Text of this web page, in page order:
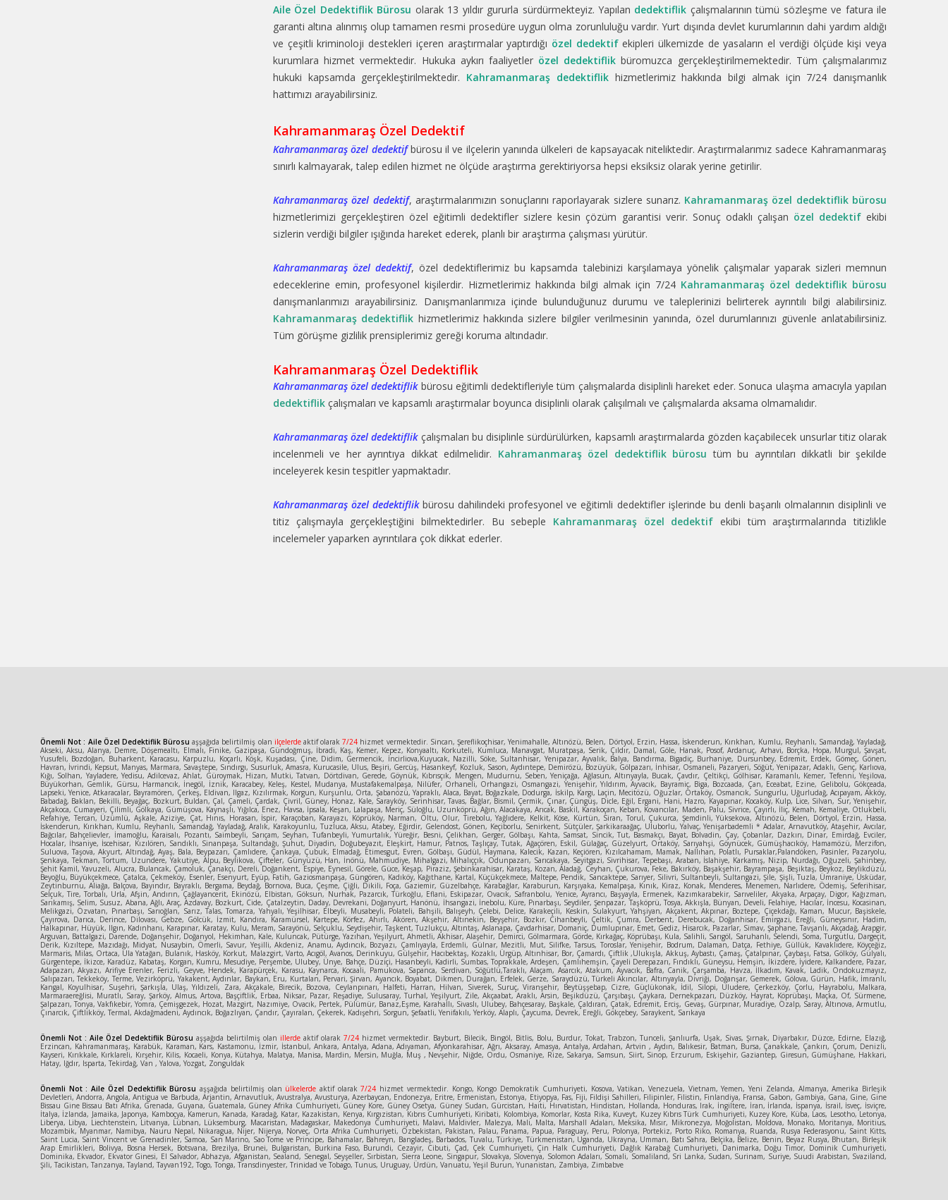
Aile Özel Dedektiflik Bürosu olarak 13 yıldır gururla sürdürmekteyiz. Yapılan dedektiflik çalışmalarının tümü sözleşme ve fatura ile
garanti altına alınmış olup tamamen resmi prosedüre uygun olma zorunluluğu vardır. Yurt dışında devlet kurumlarının dahi yardım aldığı
ve çeşitli kriminoloji destekleri içeren araştırmalar yaptırdığı özel dedektifekipleri ülkemizde de yasaların el verdiği ölçüde kişi veya
kurumlara hizmet vermektedir. Hukuka aykırı faaliyetler özel dedektiflik büromuzca gerçekleştirilmemektedir. Tüm çalışmalarımız
hukuki kapsamda gerçekleştirilmektedir. Kahramanmaraş dedektiflikhizmetlerimiz hakkında bilgi almak için 7/24 danışmanlık
hattımızı arayabilirsiniz.
Kahramanmaraş Özel Dedektif
Kahramanmaraş özel dedektifbürosu il ve ilçelerin yanında ülkeleri de kapsayacak niteliktedir. Araştırmalarımız sadece Kahramanmaraş
sınırlı kalmayarak, talep edilen hizmet ne ölçüde araştırma gerektiriyorsa hepsi eksiksiz olarak yerine getirilir.
Kahramanmaraş özel dedektif, araştırmalarımızın sonuçlarını raporlayarak sizlere sunarız. Kahramanmaraş özel dedektiflik bürosu
hizmetlerimizi gerçekleştiren özel eğitimli dedektifler sizlere kesin çözüm garantisi verir. Sonuç odaklı çalışan özel dedektifekibi
sizlerin verdiği bilgiler ışığında hareket ederek, planlı bir araştırma çalışması yürütür.
Kahramanmaraş özel dedektif, özel dedektiflerimiz bu kapsamda talebinizi karşılamaya yönelik çalışmalar yaparak sizleri memnun
edeceklerine emin, profesyonel kişilerdir. Hizmetlerimiz hakkında bilgi almak için 7/24 Kahramanmaraş özel dedektiflik bürosu
danışmanlarımızı arayabilirsiniz. Danışmanlarımıza içinde bulunduğunuz durumu ve taleplerinizi belirterek ayrıntılı bilgi alabilirsiniz.
Kahramanmaraş dedektiflik hizmetlerimiz hakkında sizlere bilgiler verilmesinin yanında, özel durumlarınızı güvenle anlatabilirsiniz.
Tüm görüşme gizlilik prensiplerimiz gereği koruma altındadır.
Kahramanmaraş Özel Dedektiflik
Kahramanmaraş özel dedektiflikbürosu eğitimli dedektifleriyle tüm çalışmalarda disiplinli hareket eder. Sonuca ulaşma amacıyla yapılan
dedektiflik çalışmaları ve kapsamlı araştırmalar boyunca disiplinli olarak çalışılmalı ve çalışmalarda aksama olmamalıdır.
Kahramanmaraş özel dedektiflikçalışmaları bu disiplinle sürdürülürken, kapsamlı araştırmalarda gözden kaçabilecek unsurlar titiz olarak
incelenmeli ve her ayrıntıya dikkat edilmelidir. Kahramanmaraş özel dedektiflik bürosu tüm bu ayrıntıları dikkatli bir şekilde
inceleyerek kesin tespitler yapmaktadır.
Kahramanmaraş özel dedektiflikbürosu dahilindeki profesyonel ve eğitimli dedektifler işlerinde bu denli başarılı olmalarının disiplinli ve
titiz çalışmayla gerçekleştiğini bilmektedirler. Bu sebeple Kahramanmaraş özel dedektif ekibi tüm araştırmalarında titizlikle
incelemeler yaparken ayrıntılara çok dikkat ederler.
Önemli Not : Aile Özel Dedektiflik Bürosu aşşağıda belirtilmiş olan ilçelerdeaktif olarak7/24 hizmet vermektedir. Sincan, Şereflikoçhisar, Yenimahalle, Altınözü, Belen, Dörtyol, Erzin, Hassa, İskenderun, Kırıkhan, Kumlu, Reyhanlı, Samandağ, Yayladağ,
Akseki, Aksu, Alanya, Demre, Döşemealtı, Elmalı, Finike, Gazipaşa, Gündoğmuş, İbradi, Kaş, Kemer, Kepez, Konyaaltı, Korkuteli, Kumluca, Manavgat, Muratpaşa, Serik, Çıldır, Damal, Göle, Hanak, Posof, Ardanuç, Arhavi, Borçka, Hopa, Murgul, Şavşat,
Yusufeli, Bozdoğan, Buharkent, Karacasu, Karpuzlu, Koçarlı, Köşk, Kuşadası, Çine, Didim, Germencik, İncirliova,Kuyucak, Nazilli, Söke, Sultanhisar, Yenipazar, Ayvalık, Balya, Bandırma, Bigadiç, Burhaniye, Dursunbey, Edremit, Erdek, Gömeç, Gönen,
Havran, İvrindi, Kepsut, Manyas, Marmara, Savaştepe, Sındırgı, Susurluk, Amasra, Kurucasile, Ulus, Beşiri, Gercüş, Hasankeyf, Kozluk, Sason, Aydıntepe, Demirözü, Bozüyük, Gölpazarı, İnhisar, Osmaneli, Pazaryeri, Söğüt, Yenipazar, Adaklı, Genç, Karlıova,
Kığı, Solhan, Yayladere, Yedisu, Adilcevaz, Ahlat, Güroymak, Hizan, Mutki, Tatvan, Dörtdivan, Gerede, Göynük, Kıbrısçık, Mengen, Mudurnu, Seben, Yeniçağa, Ağlasun, Altınyayla, Bucak, Çavdır, Çeltikçi, Gölhisar, Karamanlı, Kemer, Tefenni, Yeşilova,
Büyükorhan, Gemlik, Gürsu, Harmancık, İnegöl, İznik, Karacabey, Keleş, Kestel, Mudanya, Mustafakemalpaşa, Nilüfer, Orhaneli, Orhangazi, Osmangazi, Yenişehir, Yıldırım, Ayvacık, Bayramiç, Biga, Bozcaada, Çan, Eceabat, Ezine, Gelibolu, Gökçeada,
Lapseki, Yenice, Atkaracalar, Bayramören, Çerkeş, Eldivan, Ilgaz, Kızılırmak, Korgun, Kurşunlu, Orta, Şabanözü, Yapraklı, Alaca, Bayat, Boğazkale, Dodurga, İskilp, Kargı, Laçin, Mecitözü, Oğuzlar, Ortaköy, Osmancık, Sungurlu, Uğurludağ, Acıpayam, Akköy,
Babadağ, Baklan, Bekilli, Beyağaç, Bozkurt, Buldan, Çal, Çameli, Çardak, Çivril, Güney, Honaz, Kale, Sarayköy, Serinhisar, Tavas, Bağlar, Bismil, Çermik, Çınar, Çüngüş, Dicle, Eğil, Ergani, Hani, Hazro, Kayapınar, Kocaköy, Kulp, Lice, Silvan, Sur, Yenişehir,
Akçakoca, Cumayeri, Çilimli, Gölkaya, Gümüşova, Kaynaşlı, Yığılca, Enez, Havsa, İpsala, Keşan, Lalapaşa, Meriç, Süloğlu, Uzunköprü, Ağın, Alacakaya, Arıcak, Baskil, Karakoçan, Keban, Kovancılar, Maden, Palu, Sivrice, Çayırlı, İliç, Kemah, Kemaliye, Otlukbeli,
Refahiye, Tercan, Üzümlü, Aşkale, Aziziye, Çat, Hınıs, Horasan, İspir, Karaçoban, Karayazı, Köprüköy, Narman, Oltu, Olur, Tirebolu, Yağlıdere, Kelkit, Köse, Kürtün, Siran, Torul, Çukurca, Şemdinli, Yüksekova, Altınözü, Belen, Dörtyol, Erzin, Hassa,
İskenderun, Kırıkhan, Kumlu, Reyhanlı, Samandağ, Yayladağ, Aralık, Karakoyunlu, Tuzluca, Aksu, Atabey, Eğirdir, Gelendost, Gönen, Keçiborlu, Senirkent, Sütçüler, Şarkikaraağaç, Uluborlu, Yalvaç, Yenişarbademli * Adalar, Arnavutköy, Ataşehir, Avcılar,
Bağcılar, Bahçelievler, İmamoğlu, Karaisalı, Pozantı, Saimbeyli, Sarıçam, Seyhan, Tufanbeyli, Yumurtalık, Yüreğir, Besni, Çelikhan, Gerger, Gölbaşı, Kahta, Samsat, Sincik, Tut, Basmakçı, Bayat, Bolvadin, Çay, Çobanlar, Dazkırı, Dinar, Emirdağ, Evciler,
Hocalar, İhsaniye, İscehisar, Kızılören, Sandıklı, Sinanpaşa, Sultandağı, Şuhut, Diyadin, Doğubeyazıt, Eleşkirt, Hamur, Patnos, Taşlıçay, Tutak, Ağaçören, Eskil, Gülağaç, Güzelyurt, Ortaköy, Sarıyahşi, Göynücek, Gümüşhacıköy, Hamamözü, Merzifon,
Suluova, Taşova, Akyurt, Altındağ, Ayaş, Bala, Beypazarı, Çamlıdere, Çankaya, Çubuk, Elmadağ, Etimesgut, Evren, Gölbaşı, Güdül, Haymana, Kalecik, Kazan, Keçiören, Kızılcahamam, Mamak, Nallıhan, Polatlı, Pursaklar,Palandöken, Pasinler, Pazaryolu,
Şenkaya, Tekman, Tortum, Uzundere, Yakutiye, Alpu, Beylikova, Çifteler, Günyüzü, Han, İnönü, Mahmudiye, Mihalgazi, Mihalıççık, Odunpazarı, Sarıcakaya, Seyitgazi, Sivrihisar, Tepebaşı, Araban, İslahiye, Karkamış, Nizip, Nurdağı, Oğuzeli, Şahinbey,
Şehit Kamil, Yavuzeli, Alucra, Bulancak, Çamoluk, Çanakçı, Dereli, Doğankent, Espiye, Eynesil, Görele, Güce, Keşap, Piraziz, Şebinkarahisar, Karataş, Kozan, Aladağ, Ceyhan, Çukurova, Feke, Bakırköy, Başakşehir, Bayrampaşa, Beşiktaş, Beykoz, Beylikdüzü,
Beyoğlu, Büyükçekmece, Çatalca, Çekmeköy, Esenler, Esenyurt, Eyüp, Fatih, Gaziosmanpaşa, Güngören, Kadıköy, Kağıthane, Kartal, Küçükçekmece, Maltepe, Pendik, Sancaktepe, Sarıyer, Silivri, Sultanbeyli, Sultangazi, Şile, Şişli, Tuzla, Ümraniye, Üsküdar,
Zeytinburnu, Aliağa, Balçova, Bayındır, Bayraklı, Bergama, Beydağ, Bornova, Buca, Çeşme, Çiğli, Dikili, Foça, Gaziemir, Güzelbahçe, Karabağlar, Karaburun, Karşıyaka, Kemalpaşa, Kınık, Kiraz, Konak, Menderes, Menemen, Narlıdere, Ödemiş, Seferihisar,
Selçuk, Tire, Torbalı, Urla, Afşin, Andırın, Çağlayancerit, Ekinözü, Elbistan, Göksun, Nurhak, Pazarcık, Türkoğlu, Eflani, Eskipazar, Ovacık, Safranbolu, Yenice, Ayrancı, Başyayla, Ermenek, Kazımkarabekir, Sarıveliler, Akyaka, Arpaçay, Digor, Kağızman,
Sarıkamış, Selim, Susuz, Abana, Ağlı, Araç, Azdavay, Bozkurt, Cide, Çatalzeytin, Daday, Devrekani, Doğanyurt, Hanönü, İhsangazi, İnebolu, Küre, Pınarbaşı, Seydiler, Şenpazar, Taşköprü, Tosya, Akkışla, Bünyan, Develi, Felahiye, Hacılar, İncesu, Kocasinan,
Melikgazi, Özvatan, Pınarbaşı, Sarıoğlan, Sarız, Talas, Tomarza, Yahyalı, Yeşilhisar, Elbeyli, Musabeyli, Polateli, Bahşili, Balışeyh, Çelebi, Delice, Karakeçili, Keskin, Sulakyurt, Yahşiyan, Akçakent, Akpınar, Boztepe, Çiçekdağı, Kaman, Mucur, Başiskele,
Çayırova, Darıca, Derince, Dilovası, Gebze, Gölcük, İzmit, Kandıra, Karamürsel, Kartepe, Körfez, Ahırlı, Akören, Akşehir, Altınekin, Beyşehir, Bozkır, Cihanbeyli, Çeltik, Çumra, Derbent, Derebucak, Doğanhisar, Emirgazi, Ereğli, Güneysınır, Hadim,
Halkapınar, Hüyük, Ilgın, Kadınhanı, Karapınar, Karatay, Kulu, Meram, Sarayönü, Selçuklu, Seydişehir, Taşkent, Tuzlukçu, Altıntaş, Aslanapa, Çavdarhisar, Domaniç, Dumlupınar, Emet, Gediz, Hisarcık, Pazarlar, Simav, Şaphane, Tavşanlı, Akçadağ, Arapgir,
Arguvan, Battalgazi, Darende, Doğanşehir, Doğanyol, Hekimhan, Kale, Kuluncak, Pütürge, Yazıhan, Yeşilyurt, Ahmetli, Akhisar, Alaşehir, Demirci, Gölmarmara, Görde, Kırkağaç, Köprübaşı, Kula, Salihli, Sarıgöl, Saruhanlı, Selendi, Soma, Turgutlu, Dargeçit,
Derik, Kızıltepe, Mazıdağı, Midyat, Nusaybin, Ömerli, Savur, Yeşilli, Akdeniz, Anamu, Aydıncık, Bozyazı, Çamlıyayla, Erdemli, Gülnar, Mezitli, Mut, Silifke, Tarsus, Toroslar, Yenişehir, Bodrum, Dalaman, Datça, Fethiye, Güllük, Kavaklıdere, Köyçeğiz,
Marmaris, Milas, Ortaca, Ula Yatağan, Bulanık, Hasköy, Korkut, Malazgirt, Varto, Acıgöl, Avanos, Derinkuyu, Gülşehir, Hacıbektaş, Kozaklı, Ürgüp, Altınhisar, Bor, Çamardı, Çiftlik ,Ulukışla, Akkuş, Aybastı, Çamaş, Çatalpınar, Çaybaşı, Fatsa, Gölköy, Gülyalı,
Gürgentepe, İkizce, Karadüz, Kabataş, Korgan, Kumru, Mesudiye, Perşembe, Ulubey, Ünye, Bahçe, Düziçi, Hasanbeyli, Kadirli, Sumbas, Toprakkale, Ardeşen, Çamlıhemşin, Çayeli Derepazarı, Fındıklı, Güneysu, Hemşin, İkizdere, İyidere, Kalkandere, Pazar,
Adapazarı, Akyazı, Arifiye Erenler, Ferizli, Geyve, Hendek, Karapürçek, Karasu, Kaynarca, Kocaali, Pamukova, Sapanca, Serdivan, Söğütlü,Taraklı, Alaçam, Asarcık, Atakum, Ayvacık, Bafra, Canik, Çarşamba, Havza, İlkadım, Kavak, Ladik, Ondokuzmayız,
Salıpazarı, Tekkeköy, Terme, Vezirköprü, Yakakent, Aydınlar, Baykan, Eru, Kurtalan, Pervari, Şirvan, Ayancık, Boyabat, Dikmen, Durağan, Erfelek, Gerze, Saraydüzü, Türkeli Akıncılar, Altınyayla, Divriği, Doğanşar, Gemerek, Gölova, Gürün, Hafik, İmranlı,
Kangal, Koyulhisar, Suşehri, Şarkışla, Ulaş, Yıldızeli, Zara, Akçakale, Birecik, Bozova, Ceylanpınarı, Halfeti, Harran, Hilvan, Siverek, Suruç, Viranşehir, Beytüşşebap, Cizre, Güçlükonak, İdil, Silopi, Uludere, Çerkezköy, Çorlu, Hayrabolu, Malkara,
Marmaraereğlisi, Muratlı, Saray, Şarköy, Almus, Artova, Başçiftlik, Erbaa, Niksar, Pazar, Reşadiye, Sulusaray, Turhal, Yeşilyurt, Zile, Akçaabat, Araklı, Arsin, Beşikdüzü, Çarşıbaşı, Çaykara, Dernekpazarı, Düzköy, Hayrat, Köprübaşı, Maçka, Of, Sürmene,
Şalpazarı, Tonya, Vakfıkebir, Yomra, Çemişgezek, Hozat, Mazgirt, Nazımiye, Ovacık, Pertek, Pülümür, Banaz,Eşme, Karahallı, Sivaslı, Ulubey, Bahçesaray, Başkale, Çaldıran, Çatak, Edremit, Erciş, Gevaş, Gürpınar, Muradiye, Özalp, Saray, Altınova, Armutlu,
Çınarcık, Çiftlikköy, Termal, Akdağmadeni, Aydıncık, Boğazlıyan, Çandır, Çayıralan, Çekerek, Kadışehri, Sorgun, Şefaatli, Yenifakılı, Yerköy, Alaplı, Çaycuma, Devrek, Ereğli, Gökçebey, Saraykent, Sarıkaya
Önemli Not : Aile Özel Dedektiflik Bürosu aşşağıda belirtilmiş olan illerde aktif olarak 7/24 hizmet vermektedir. Bayburt, Bilecik, Bingöl, Bitlis, Bolu, Burdur, Tokat, Trabzon, Tunceli, Şanlıurfa, Uşak, Sivas, Şırnak, Diyarbakır, Düzce, Edirne, Elazığ,
Erzincan, Kahramanmaraş, Karabük, Karaman, Kars, Kastamonu, İzmir, İstanbul, Ankara, Antalya, Adana, Adıyaman, Afyonkarahisar, Ağrı, Aksaray, Amasya, Antalya, Ardahan, Artvin , Aydın, Balıkesir, Batman, Bursa, Çanakkale, Çankırı, Çorum, Denizli,
Kayseri, Kırıkkale, Kırklareli, Kırşehir, Kilis, Kocaeli, Konya, Kütahya, Malatya, Manisa, Mardin, Mersin, Muğla, Muş , Nevşehir, Niğde, Ordu, Osmaniye, Rize, Sakarya, Samsun, Siirt, Sinop, Erzurum, Eskişehir, Gaziantep, Giresun, Gümüşhane, Hakkari,
Hatay, Iğdır, Isparta, Tekirdağ, Van , Yalova, Yozgat, Zonguldak
Önemli Not : Aile Özel Dedektiflik Bürosu aşşağıda belirtilmiş olan ülkelerde aktif olarak7/24 hizmet vermektedir. Kongo, Kongo Demokratik Cumhuriyeti, Kosova, Vatikan, Venezuela, Vietnam, Yemen, Yeni Zelanda, Almanya, Amerika Birleşik
Devletleri, Andorra, Angola, Antigua ve Barbuda, Arjantin, Arnavutluk, Avustralya, Avusturya, Azerbaycan, Endonezya, Eritre, Ermenistan, Estonya, Etiyopya, Fas, Fiji, Fildişi Sahilleri, Filipinler, Filistin, Finlandiya, Fransa, Gabon, Gambiya, Gana, Gine, Gine
Bissau Gine Bissau Batı Afrika, Grenada, Guyana, Guatemala, Güney Afrika Cumhuriyeti, Güney Kore, Güney Osetya, Güney Sudan, Gürcistan, Haiti, Hırvatistan, Hindistan, Hollanda, Honduras, Irak, İngiltere, İran, İrlanda, İspanya, İsrail, İsveç, İsviçre,
İtalya, İzlanda, Jamaika, Japonya, Kamboçya, Kamerun, Kanada, Karadağ, Katar, Kazakistan, Kenya, Kırgızistan, Kıbrıs Cumhuriyeti, Kiribati, Kolombiya, Komorlar, Kosta Rika, Kuveyt, Kuzey Kıbrıs Türk Cumhuriyeti, Kuzey Kore, Küba, Laos, Lesotho, Letonya,
Liberya, Libya, Liechtenstein, Litvanya, Lübnan, Lüksemburg, Macaristan, Madagaskar, Makedonya Cumhuriyeti, Malavi, Maldivler, Malezya, Mali, Malta, Marshall Adaları, Meksika, Mısır, Mikronezya, Moğolistan, Moldova, Monako, Moritanya, Moritius,
Mozambik, Myanmar, Namibya, Nauru Nepal, Nikaragua, Nijer, Nijerya, Norveç, Orta Afrika Cumhuriyeti, Özbekistan, Pakistan, Palau, Panama, Papua, Paraguay, Peru, Polonya, Portekiz, Porto Riko, Romanya, Ruanda, Rusya Federasyonu, Saint Kitts,
Saint Lucia, Saint Vincent ve Grenadinler, Samoa, San Marino, Sao Tome ve Principe, Bahamalar, Bahreyn, Bangladeş, Barbados, Tuvalu, Türkiye, Türkmenistan, Uganda, Ukrayna, Umman, Batı Sahra, Belçika, Belize, Benin, Beyaz Rusya, Bhutan, Birleşik
Arap Emirlikleri, Bolivya, Bosna Hersek, Botsvana, Brezilya, Brunei, Bulgaristan, Burkina Faso, Burundi, Cezayir, Cibuti, Çad, Çek Cumhuriyeti, Çin Halk Cumhuriyeti, Dağlık Karabağ Cumhuriyeti, Danimarka, Doğu Timor, Dominik Cumhuriyeti,
Dominika, Ekvador, Ekvator Ginesi, El Salvador, Abhazya, Afganistan, Sealand, Senegal, Seyşeller, Sırbistan, Sierra Leone, Singapur, Slovakya, Slovenya, Solomon Adaları, Somali, Somaliland, Sri Lanka, Sudan, Surinam, Suriye, Suudi Arabistan, Svaziland,
Şili, Tacikistan, Tanzanya, Tayland, Tayvan192, Togo, Tonga, Transdinyester, Trinidad ve Tobago, Tunus, Uruguay, Ürdün, Vanuatu, Yeşil Burun, Yunanistan, Zambiya, Zimbabve